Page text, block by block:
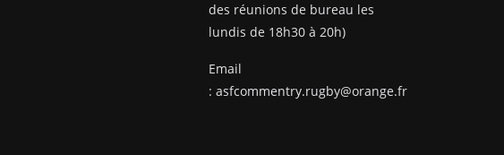
des réunions de bureau les
lundis de 18h30 à 20h)
Email
: asfcommentry.rugby@orange.fr